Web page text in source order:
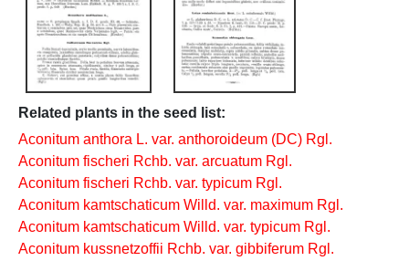
Related plants in the seed list:
Aconitum anthora L. var. anthoroideum (DC) Rgl.
Aconitum fischeri Rchb. var. arcuatum Rgl.
Aconitum fischeri Rchb. var. typicum Rgl.
Aconitum kamtschaticum Willd. var. maximum Rgl.
Aconitum kamtschaticum Willd. var. typicum Rgl.
Aconitum kussnetzoffii Rchb. var. gibbiferum Rgl.